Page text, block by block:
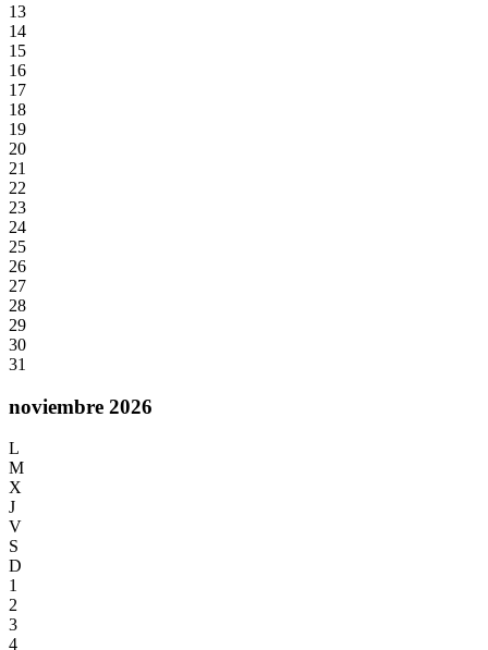
13
14
15
16
17
18
19
20
21
22
23
24
25
26
27
28
29
30
31
noviembre 2026
L
M
X
J
V
S
D
1
2
3
4